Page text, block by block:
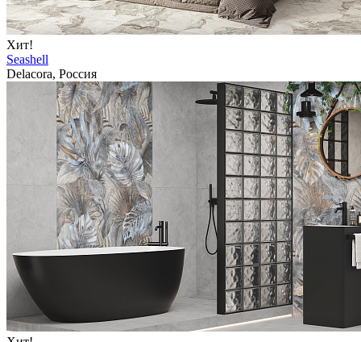
Хит!
Seashell
Delacora, Россия